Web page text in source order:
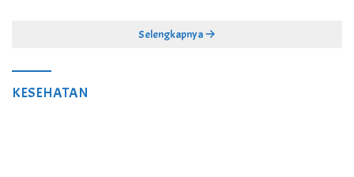
Selengkapnya
KESEHATAN